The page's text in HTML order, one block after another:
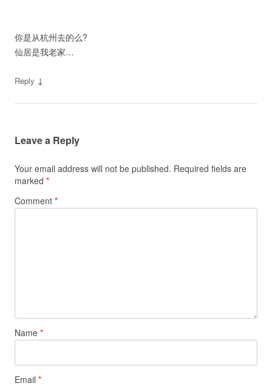
你是从杭州去的么?
仙居是我老家…
Reply ↓
Leave a Reply
Your email address will not be published. Required fields are
marked *
Comment *
Name *
Email *